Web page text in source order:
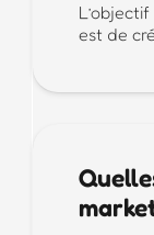
est de